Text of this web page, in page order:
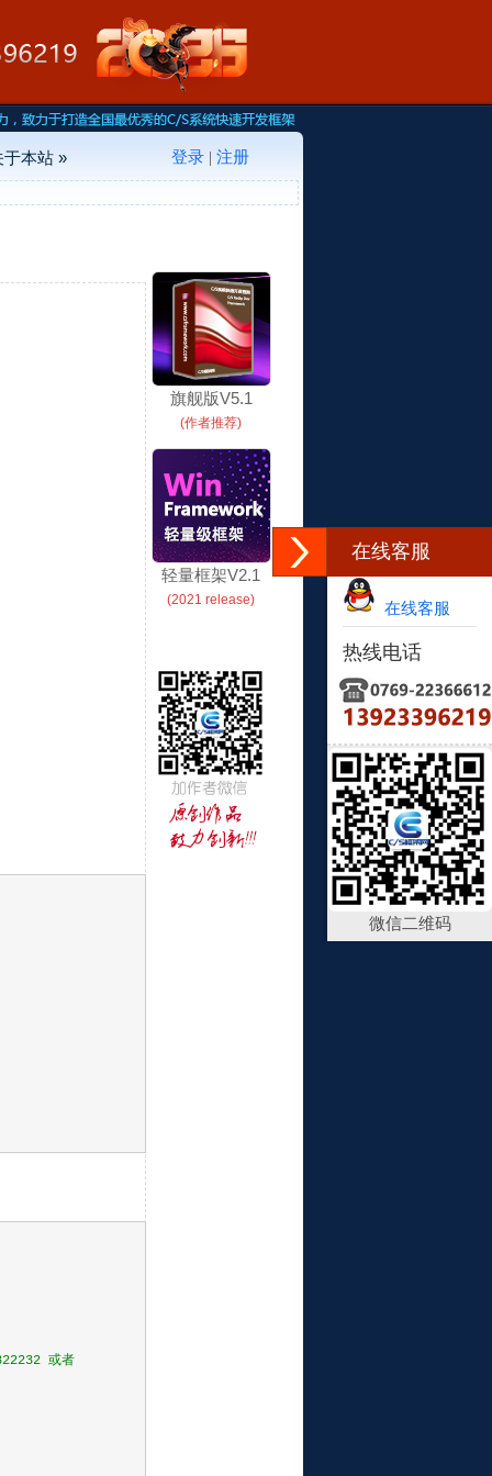
在线客服
在线客服
热线电话
微信二维码
于本站 » 登录| 注册
或者
旗舰版V5.1
(作者推荐)
轻量框架V2.1
(2021 release)